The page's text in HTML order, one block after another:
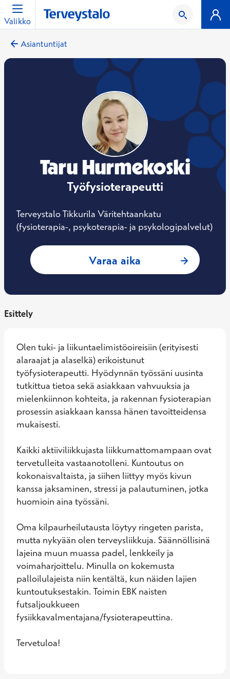
Valikko
Asiantuntijat
Taru Hurmekoski
Työfysioterapeutti
Terveystalo Tikkurila Väritehtaankatu
(fysioterapia-, psykoterapia- ja psykologipalvelut)
Varaa aika : Taru
Esittely
Olen tuki- ja liikuntaelimistöoireisiin (erityisesti
alaraajat ja alaselkä) erikoistunut
työfysioterapeutti. Hyödynnän työssäni uusinta
tutkittua tietoa sekä asiakkaan vahvuuksia ja
mielenkiinnon kohteita, ja rakennan fysioterapian
prosessin asiakkaan kanssa hänen tavoitteidensa
mukaisesti.
Kaikki aktiiviliikkujasta liikkumattomampaan ovat
tervetulleita vastaanotolleni. Kuntoutus on
kokonaisvaltaista, ja siihen liittyy myös kivun
kanssa jaksaminen, stressi ja palautuminen, jotka
huomioin aina työssäni.
Oma kilpaurheilutausta löytyy ringeten parista,
mutta nykyään olen terveysliikkuja. Säännöllisinä
lajeina muun muassa padel, lenkkeily ja
voimaharjoittelu. Minulla on kokemusta
palloilulajeista niin kentältä, kun näiden lajien
kuntoutuksestakin. Toimin EBK naisten
futsaljoukkueen
fysiikkavalmentajana/fysioterapeuttina.
Tervetuloa!